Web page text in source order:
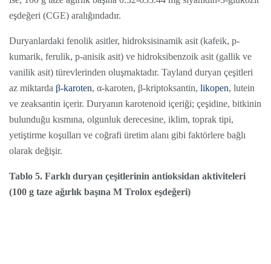
eşdeğeri (CGE) aralığındadır.
Duryanlardaki fenolik asitler, hidroksisinamik asit (kafeik, p-
kumarik, ferulik, p-anisik asit) ve hidroksibenzoik asit (gallik ve
vanilik asit) türevlerinden oluşmaktadır. Tayland duryan çeşitleri
az miktarda β-karoten, α-karoten, β-kriptoksantin, likopen, lutein
ve zeaksantin içerir. Duryanın karotenoid içeriği; çeşidine, bitkinin
bulunduğu kısmına, olgunluk derecesine, iklim, toprak tipi,
yetiştirme koşulları ve coğrafi üretim alanı gibi faktörlere bağlı
olarak değişir.
Tablo 5. Farklı duryan çeşitlerinin antioksidan aktiviteleri
(100 g taze ağırlık başına M Trolox eşdeğeri)